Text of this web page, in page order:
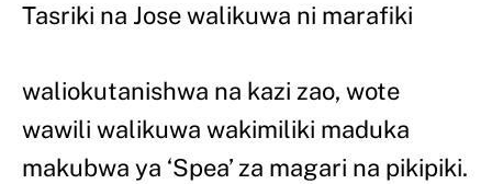
Tasriki na Jose walikuwa ni marafiki
waliokutanishwa na kazi zao, wote
wawili walikuwa wakimiliki maduka
makubwa ya ‘Spea’ za magari na pikipiki.